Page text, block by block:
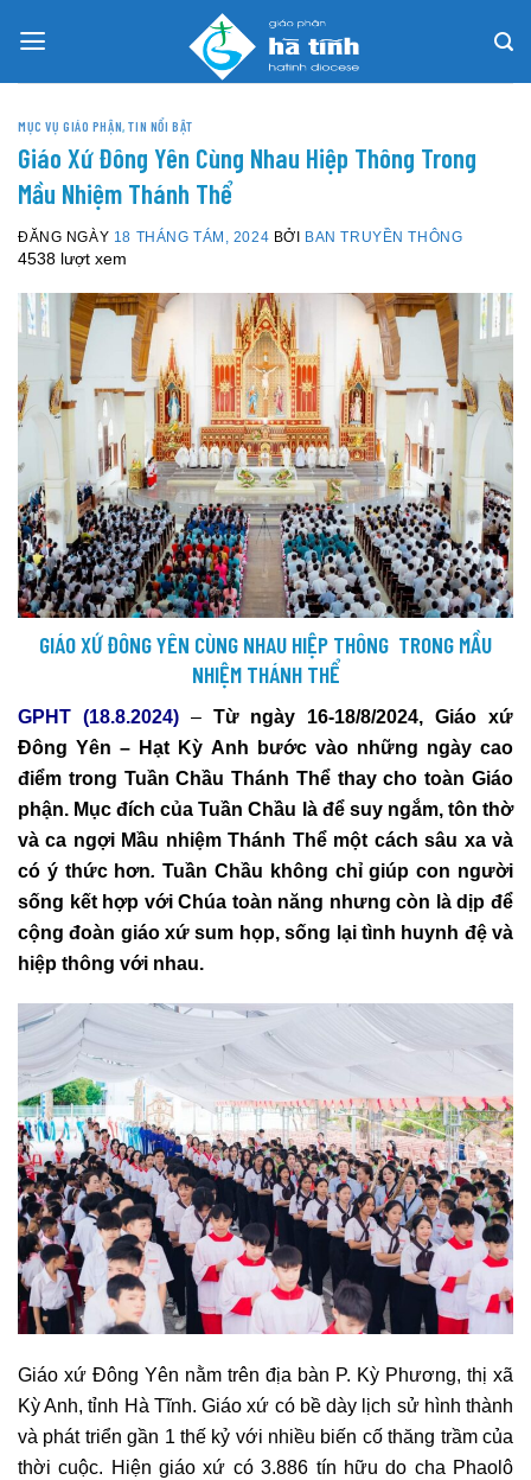
MỤC VỤ GIÁO PHẬN,TIN NỔI BẬT
Giáo Xứ Đông Yên Cùng Nhau Hiệp Thông Trong
Mầu Nhiệm Thánh Thể
ĐĂNG NGÀY 18 THÁNG TÁM, 2024 BỞI BAN TRUYỀN THÔNG
4538 lượt xem
GIÁO XỨ ĐÔNG YÊN CÙNG NHAU HIỆP THÔNG TRONG MẦU
NHIỆM THÁNH THỂ
GPHT (18.8.2024) – Từ ngày 16-18/8/2024, Giáo xứ
Đông Yên – Hạt Kỳ Anh bước vào những ngày cao
điểm trong Tuần Chầu Thánh Thể thay cho toàn Giáo
phận. Mục đích của Tuần Chầu là để suy ngắm, tôn thờ
và ca ngợi Mầu nhiệm Thánh Thể một cách sâu xa và
có ý thức hơn.Tuần Chầu không chỉ giúp con người
sống kết hợp với Chúa toàn năng nhưng còn là dịp để
cộng đoàn giáo xứ sum họp, sống lại tình huynh đệ và
hiệp thông với nhau.
Giáo xứ Đông Yên nằm trên địa bàn P. Kỳ Phương, thị xã
Kỳ Anh, tỉnh Hà Tĩnh. Giáo xứ có bề dày lịch sử hình thành
và phát triển gần 1 thế kỷ với nhiều biến cố thăng trầm của
thời cuộc. Hiện giáo xứ có 3.886 tín hữu do cha Phaolô